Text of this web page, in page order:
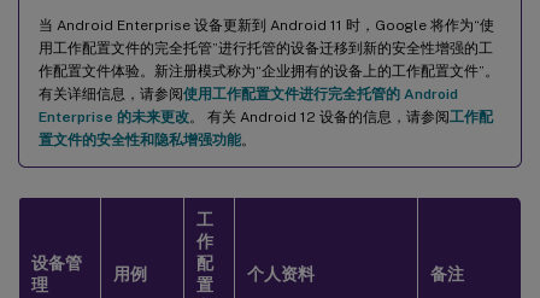
当 Android Enterprise 设备更新到 Android 11 时，Google 将作为“使
用工作配置文件的完全托管”进行托管的设备迁移到新的安全性增强的工
作配置文件体验。新注册模式称为“企业拥有的设备上的工作配置文件”。
有关详细信息，请参阅使用工作配置文件进行完全托管的 Android
Enterprise 的未来更改。 有关 Android 12 设备的信息，请参阅工作配
置文件的安全性和隐私增强功能。
设备管
理
用例
工
作
配
置
个人资料 备注